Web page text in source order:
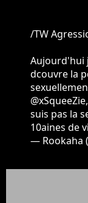
/TW
Aujourd'hui
dcouvre la
@xSqueeZie
suis pas la
10aines de
— Rookaha